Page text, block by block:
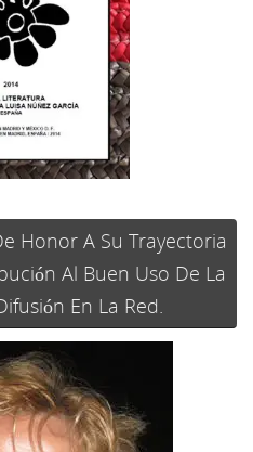
Honor A Su Trayectoria
Al Buen Uso De La
En La Red.